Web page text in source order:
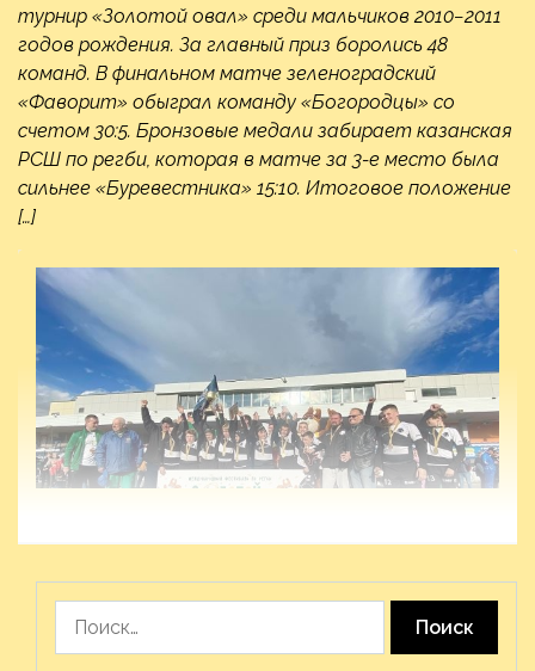
турнир «Золотой овал» среди мальчиков 2010−2011
годов рождения. За главный приз боролись 48
команд. В финальном матче зеленоградский
«Фаворит» обыграл команду «Богородцы» со
счетом 30:5. Бронзовые медали забирает казанская
РСШ по регби, которая в матче за 3-е место была
сильнее «Буревестника» 15:10. Итоговое положение
[…]